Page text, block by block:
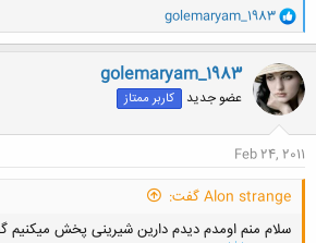
و
ا
ک
ن
ش
ه
ا
golemaryam_1983
golemaryam_1983
عضو جدید کاربر ممتاز
Feb 24, 2011
Alon strange گفت:
سلام منم اومدم دیدم دارین شیرینی پخش میکنیم